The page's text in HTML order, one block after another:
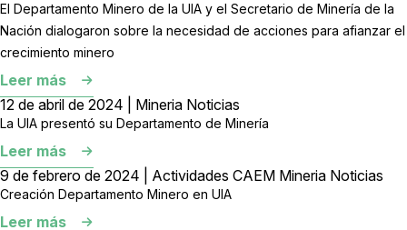
El Departamento Minero de la UIA y el Secretario de Minería de la
Nación dialogaron sobre la necesidad de acciones para afianzar el
crecimiento minero
Leer más
12 de abril de 2024 | Mineria Noticias
La UIA presentó su Departamento de Minería
Leer más
9 de febrero de 2024 | Actividades CAEM Mineria Noticias
Creación Departamento Minero en UIA
Leer más